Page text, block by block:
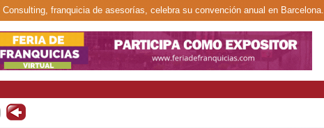
franquicia de asesorías, celebra su convención anual en Barcelona.